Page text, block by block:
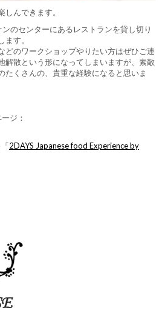
んできます。
のセンターにあるレストランを貸し切り
す。
どのワークショップやりたい方はぜひご連
解散という形になってしまいますが、素敵
たくさんの、貴重な経験になると思いま
ジ：
2DAYS Japanese food Experience by